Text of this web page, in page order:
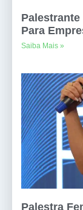
Para
Saiba Mais »
Palestra